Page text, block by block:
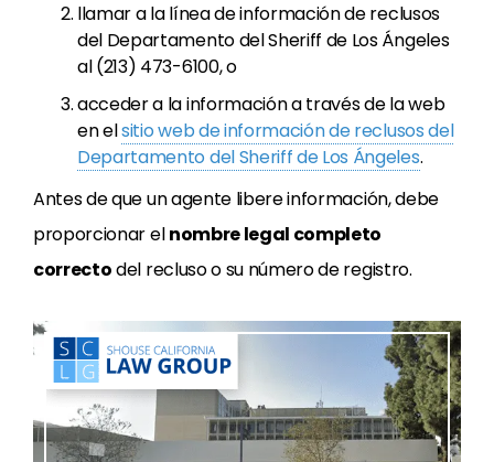
llamar a la línea de información de reclusos
del Departamento del Sheriff de Los Ángeles
al (213) 473-6100, o
acceder a la información a través de la web
en elsitio web de información de reclusos del
Departamento del Sheriff de Los Ángeles.
Antes de que un agente libere información, debe
proporcionar elnombre legal completo
correctodel recluso o su número de registro.